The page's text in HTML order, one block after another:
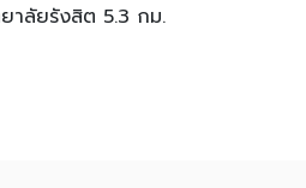
าลัยรังสิต 5.3 กม.